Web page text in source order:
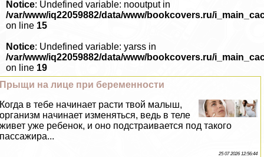
Notice: Undefined variable: nooutput in
/var/www/iq22059882/data/www/bookcovers.ru/
on line 15
Notice: Undefined variable: yarss in
/var/www/iq22059882/data/www/bookcovers.ru/
on line 19
Прыщи на лице при беременности
Когда в тебе начинает расти твой малыш,
организм начинает изменяться, ведь в теле
живет уже ребенок, и оно подстраивается под такого
пассажира...
25 07 2026 12:56:44